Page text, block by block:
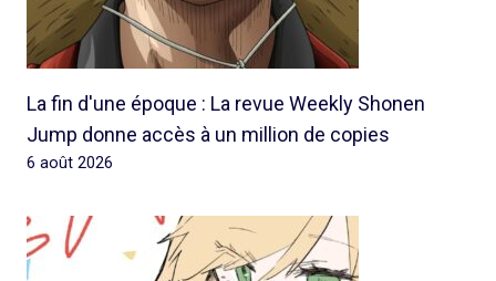
La fin d'une époque : La revue Weekly Shonen
Jump donne accès à un million de copies
6 août 2026